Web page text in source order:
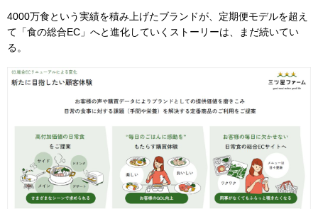
4000万食という実績を積み上げたブランドが、定期便モデルを超え
て「食の総合EC」へと進化していくストーリーは、まだ続いてい
る。